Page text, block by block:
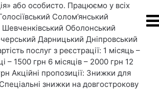
або особисто. Працюємо у всіх
Солом’янський
Оболонський
Дарницький Дніпровський
послуг з реєстрації: 1 місяць –
– 1500 грн 6 місяців – 2000 грн 12
Акційні пропозиції: Знижки для
знижки на довгострокову